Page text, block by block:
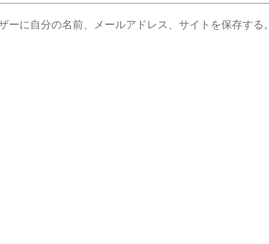
ーに自分の名前、メールアドレス、サイトを保存する。